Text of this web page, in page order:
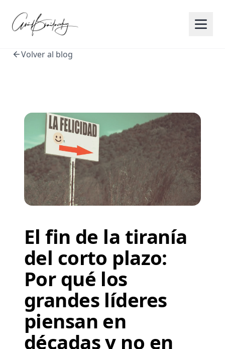
Volver al blog
El fin de la tiranía
del corto plazo:
Por qué los
grandes líderes
piensan en
décadas y no en